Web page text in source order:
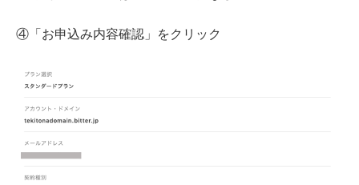
④「お申込み内容確認」をクリック